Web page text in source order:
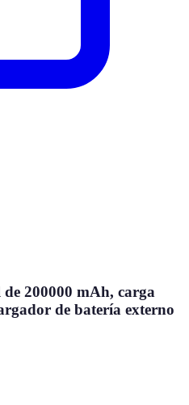
200000 mAh, carga
de batería externo